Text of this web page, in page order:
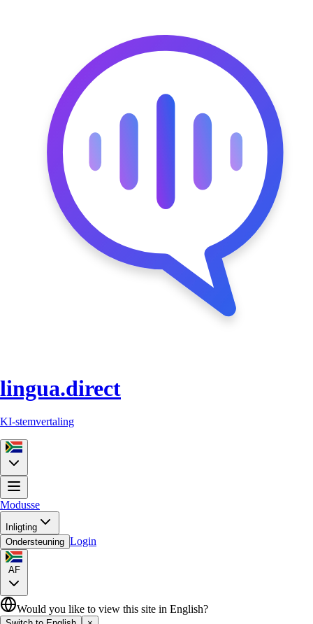
lingua.direct
KI-stemvertaling
Modusse
Inligting
Ondersteuning Login
AF
Would you like to view this site in English?